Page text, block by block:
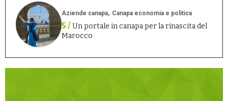
Aziende canapa Canapa economia e politica
5 /Un portale in canapa per la rinascita del
Marocco